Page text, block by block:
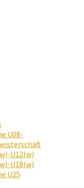
U08-
U12(w)
U18(w)
U25